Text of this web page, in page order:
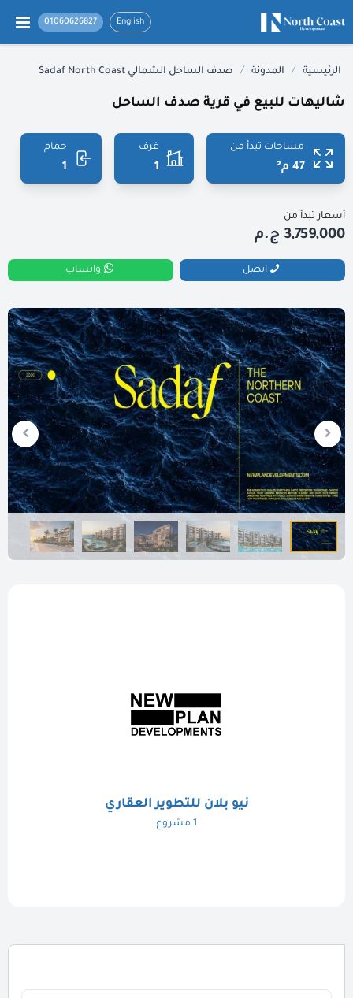
English
01060626827
الرئيسية / المدونة / صدف الساحل الشمالي Sadaf North Coast
شاليهات للبيع في قرية صدف الساحل
مساحات تبدأ من
47 م²
غرف
1
حمام
1
أسعار تبدأ من
3,759,000 ج.م
اتصل واتساب
نيو بلان للتطوير العقاري
1 مشروع